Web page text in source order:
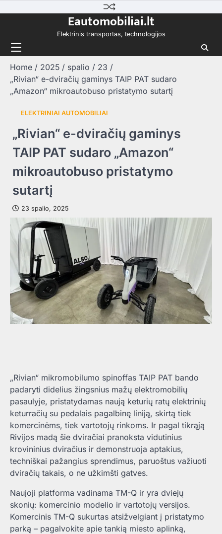
Eautomobiliai.lt
Elektrinis transportas, technologijos
Home 2025 spalio
23
„Rivian“ e-dviračių gaminys TAIP PAT sudaro
„Amazon“ mikroautobuso pristatymo sutartį
ELEKTRINIAI AUTOMOBILIAI
„Rivian“ e-dviračių gaminys
TAIP PAT sudaro „Amazon“
mikroautobuso pristatymo
sutartį
23 spalio, 2025
„Rivian“ mikromobilumo spinoffas TAIP PAT bando
padaryti didelius žingsnius mažų elektromobilių
pasaulyje, pristatydamas naują keturių ratų elektrinių
keturračių su pedalais pagalbinę liniją, skirtą tiek
komercinėms, tiek vartotojų rinkoms. Ir pagal tikrąją
Rivijos madą šie dviračiai pranoksta vidutinius
krovininius dviračius ir demonstruoja aptakius,
techniškai pažangius sprendimus, paruoštus važiuoti
dviračių takais, o ne užkimšti gatves.
Naujoji platforma vadinama TM-Q ir yra dviejų
skonių: komercinio modelio ir vartotojų versijos.
Komercinis TM-Q sukurtas atsižvelgiant į pristatymo
parką – pagalvokite apie tankią miesto aplinką,